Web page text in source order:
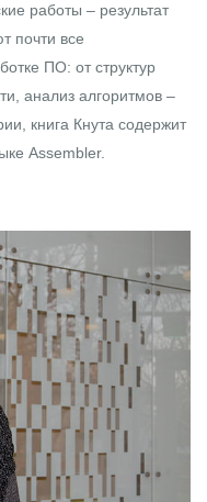
работы – результат
почти все
ПО: от структур
анализ алгоритмов –
книга Кнута содержит
Assembler.